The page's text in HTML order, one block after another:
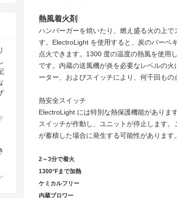
熱風着火剤
ハンバーガーを焼いたり、燃え盛る火の上
す。ElectroLight を使用すると、炭のバーベ
点火できます。1300 度の温度の熱風を使用
です。内蔵の送風機が炎を必要なレベルの
ーター、およびスイッチにより、何千回もの
熱安全スイッチ
ElectroLight には特別な熱保護機能がありま
スイッチが作動し、ユニットが停止します
が蓄積した場合に発生する可能性がありま
2～3分で着火
1300°Fまで加熱
ケミカルフリー
内蔵ブロワー